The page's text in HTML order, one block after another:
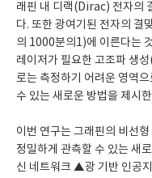
래핀 내 디랙(Dirac) 전자의
다. 또한 광여기된 전자의
의 1000분의1)에 이른다는
레이저가 필요한 고조파
로는 측정하기 어려운 영역
수 있는 새로운 방법을 제시
이번 연구는 그래핀의 비선
정밀하게 관측할 수 있는 새
신 네트워크 ▲광 기반 인공